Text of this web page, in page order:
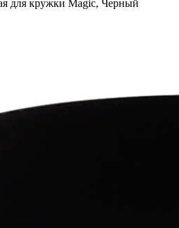
для кружки Magic, Черный